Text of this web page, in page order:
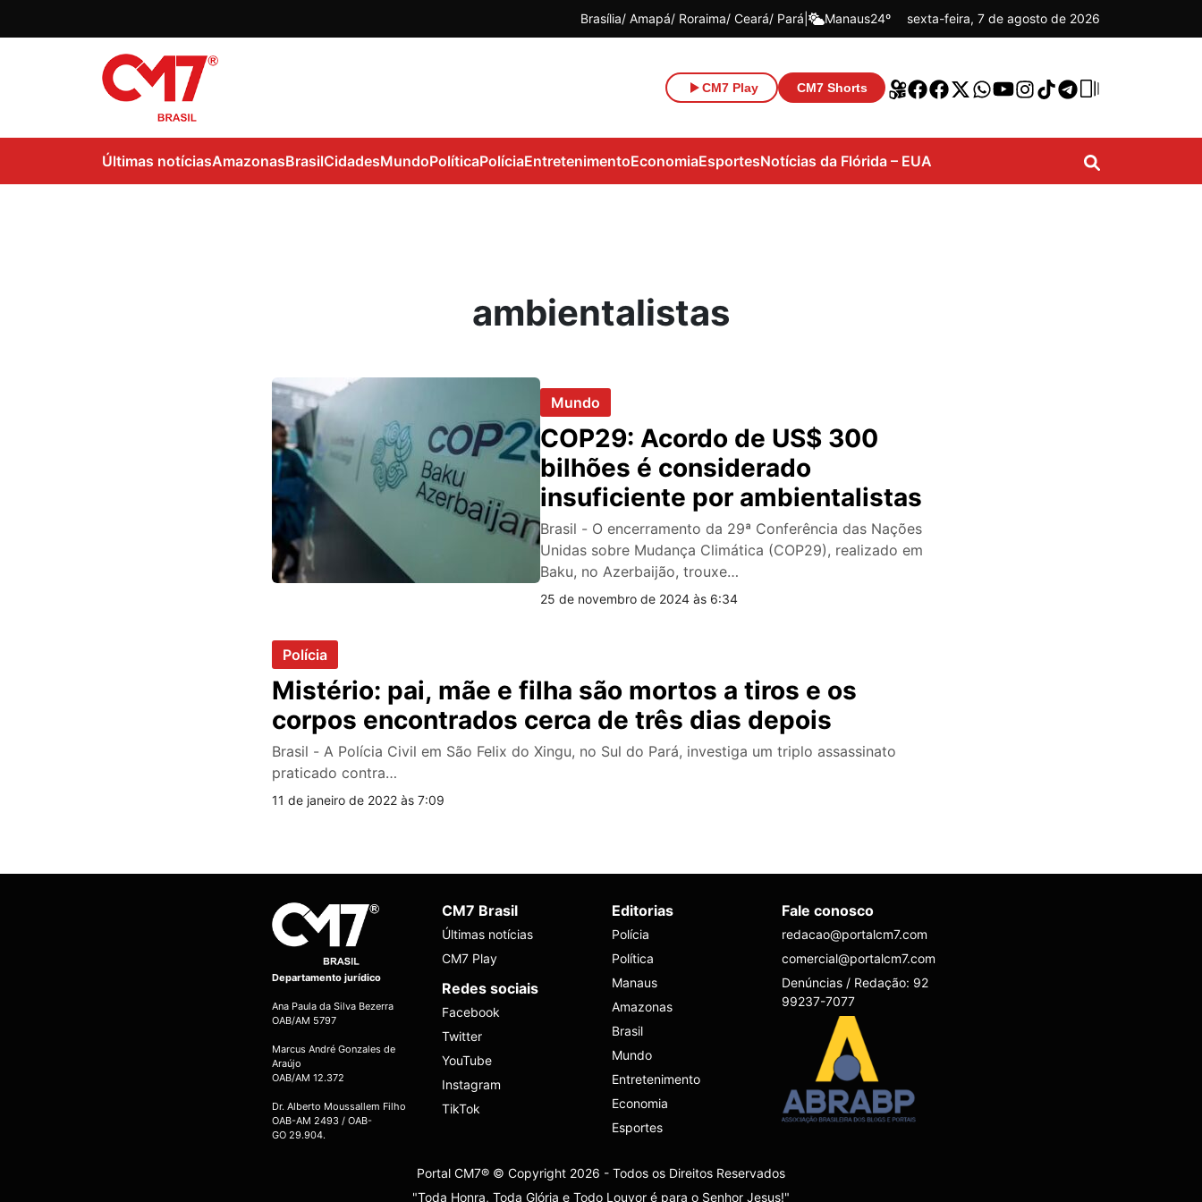
Brasília Amapá Roraima Ceará Pará Manaus24º sexta-feira, 7 de agosto de 2026
CM7 Play CM7 Shorts
Últimas notíciasAmazonasBrasilCidadesMundoPolíticaPolíciaEntretenimentoEconomiaEsportesNotícias da Flórida – EUA
ambientalistas
Mundo
COP29: Acordo de US$ 300
bilhões é considerado
insuficiente por ambientalistas
Brasil - O encerramento da 29ª Conferência das Nações
Unidas sobre Mudança Climática (COP29), realizado em
Baku, no Azerbaijão, trouxe…
25 de novembro de 2024 às 6:34
Polícia
Mistério: pai, mãe e filha são mortos a tiros e os
corpos encontrados cerca de três dias depois
Brasil - A Polícia Civil em São Felix do Xingu, no Sul do Pará, investiga um triplo assassinato
praticado contra…
11 de janeiro de 2022 às 7:09
Departamento jurídico
Ana Paula da Silva Bezerra
OAB/AM 5797
Marcus André Gonzales de
Araújo
OAB/AM 12.372
Dr. Alberto Moussallem Filho
OAB-AM 2493 / OAB-
GO 29.904.
CM7 Brasil
Últimas notícias
CM7 Play
Redes sociais
Facebook
Twitter
YouTube
Instagram
TikTok
Editorias
Polícia
Política
Manaus
Amazonas
Brasil
Mundo
Entretenimento
Economia
Esportes
Fale conosco
redacao@portalcm7.com
comercial@portalcm7.com
Denúncias / Redação: 92
99237-7077
Portal CM7® © Copyright 2026 - Todos os Direitos Reservados
"Toda Honra, Toda Glória e Todo Louvor é para o Senhor Jesus!"